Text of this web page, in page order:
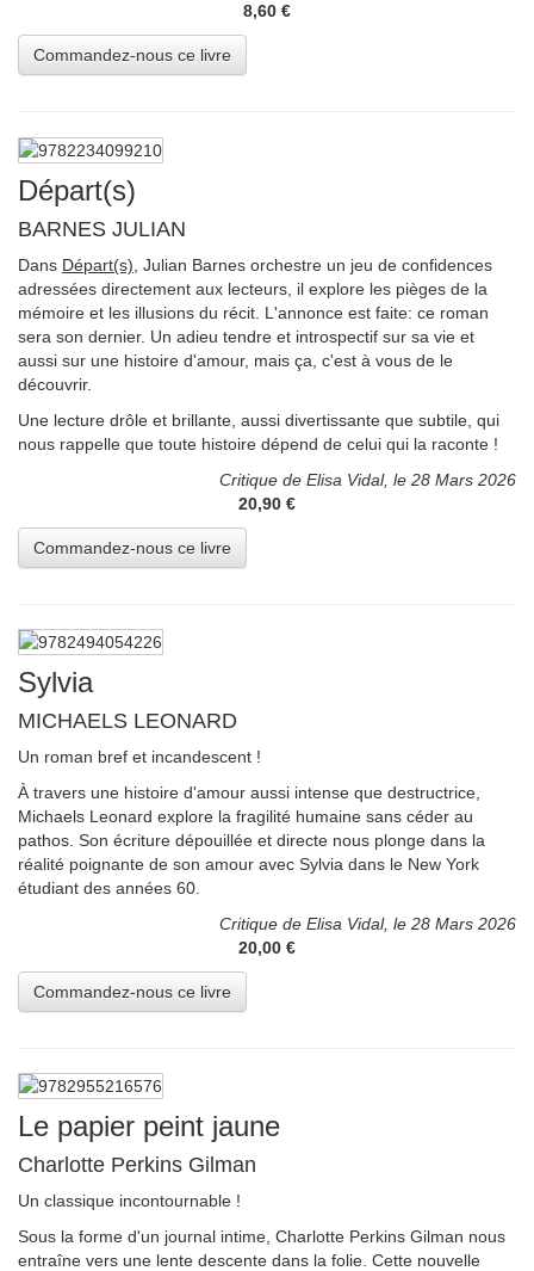
8,60 €
Départ(s)
BARNES JULIAN
Dans Départ(s) , Julian Barnes orchestre un jeu de confidences
adressées directement aux lecteurs, il explore les pièges de la
mémoire et les illusions du récit. L'annonce est faite: ce roman
sera son dernier. Un adieu tendre et introspectif sur sa vie et
aussi sur une histoire d'amour, mais ça, c'est à vous de le
découvrir.
Une lecture drôle et brillante, aussi divertissante que subtile, qui
nous rappelle que toute histoire dépend de celui qui la raconte !
Critique de Elisa Vidal, le 28 Mars 2026
20,90 €
Sylvia
MICHAELS LEONARD
Un roman bref et incandescent !
À travers une histoire d'amour aussi intense que destructrice,
Michaels Leonard explore la fragilité humaine sans céder au
pathos. Son écriture dépouillée et directe nous plonge dans la
réalité poignante de son amour avec Sylvia dans le New York
étudiant des années 60.
Critique de Elisa Vidal, le 28 Mars 2026
20,00 €
Le papier peint jaune
Charlotte Perkins Gilman
Un classique incontournable !
Sous la forme d'un journal intime, Charlotte Perkins Gilman nous
entraîne vers une lente descente dans la folie. Cette nouvelle